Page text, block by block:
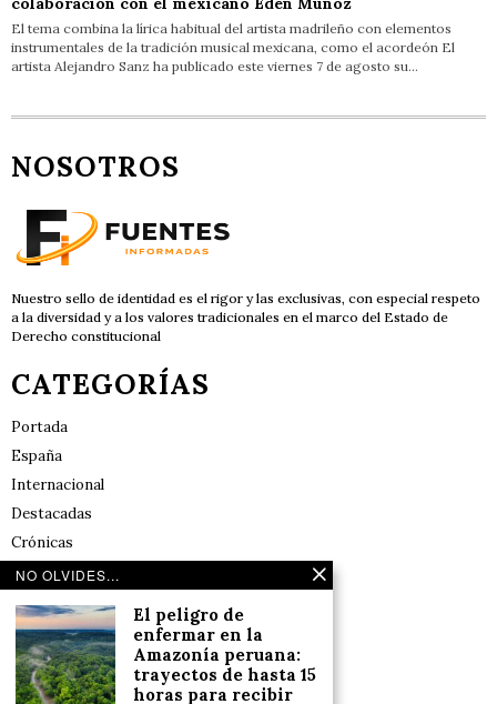
El tema combina la lírica habitual del artista madrileño con elementos
instrumentales de la tradición musical mexicana, como el acordeón El
artista Alejandro Sanz ha publicado este viernes 7 de agosto su…
NOSOTROS
Nuestro sello de identidad es el rigor y las exclusivas, con especial respeto
a la diversidad y a los valores tradicionales en el marco del Estado de
Derecho constitucional
CATEGORÍAS
Portada
España
Internacional
Destacadas
Crónicas
Noticias de deportes en España
Reflexiones
LINKS
NO OLVIDES...
El peligro de
enfermar en la
Amazonía peruana:
trayectos de hasta 15
horas para recibir